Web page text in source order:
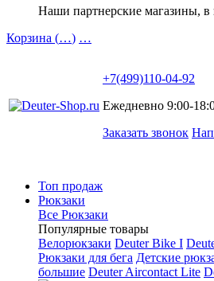
Наши партнерские магазины,
Корзина (…) …
+7(499)110-04-92
Ежедневно 9:00-
Заказать звонок
Топ продаж
Рюкзаки
Все Рюкзаки
Популярные товары
Велорюкзаки Deuter Bike I
Рюкзаки для бега Детские
большие Deuter Aircontact Lite